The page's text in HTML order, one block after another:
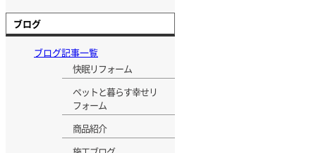
ブログ
ブログ記事一覧
快眠リフォーム
ペットと暮らす幸せリ
フォーム
商品紹介